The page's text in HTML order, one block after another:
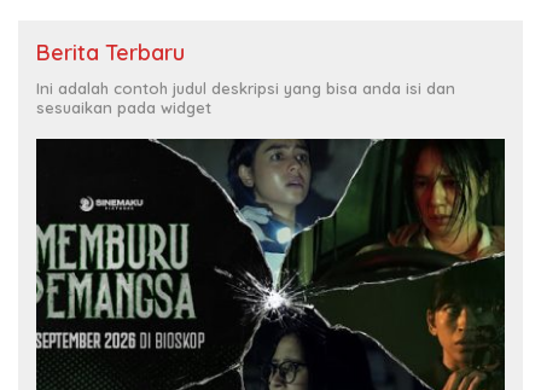
Berita Terbaru
Ini adalah contoh judul deskripsi yang bisa anda isi dan
sesuaikan pada widget